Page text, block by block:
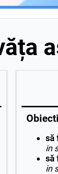
să
in
să
in